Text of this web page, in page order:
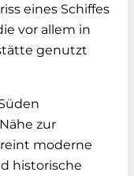
eines Schiffes
vor allem in
genutzt
zur
moderne
historische